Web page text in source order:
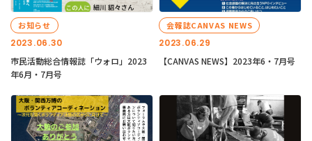
2023.06.30
お知らせ
市民活動総合情報誌「ウォロ」2023
年6月・7月号
2023.06.29
会報誌CANVAS NEWS
【CANVAS NEWS】2023年6・7月号